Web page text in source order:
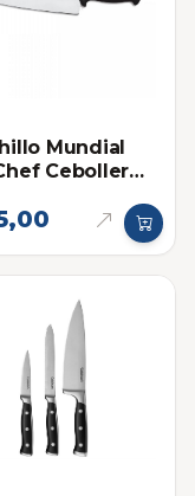
Mundial
Cebollero